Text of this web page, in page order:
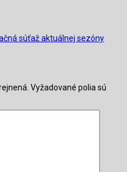
súťaž aktuálnej sezóny
Vyžadované polia sú